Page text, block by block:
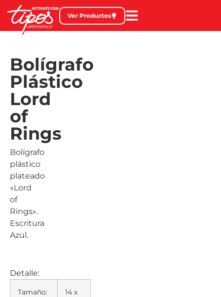
Ver Productos
Bolígrafo
Plástico
Lord
of
Rings
Bolígrafo
plástico
plateado
«Lord
of
Rings».
Escritura
Azul.
Detalle:
Tamaño:
14 x